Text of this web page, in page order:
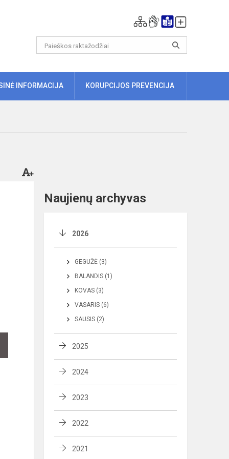
INFORMACIJA KORUPCIJOS PREVENCIJA
Naujienų archyvas
2026
GEGUŽĖ (3)
BALANDIS (1)
KOVAS (3)
VASARIS (6)
SAUSIS (2)
2025
2024
2023
2022
2021